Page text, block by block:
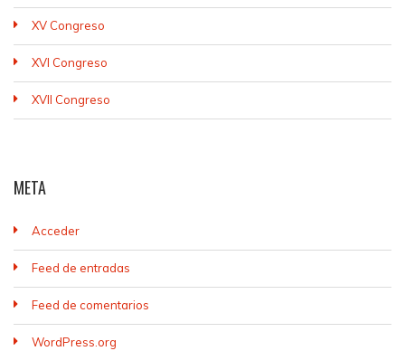
XV Congreso
XVI Congreso
XVII Congreso
META
Acceder
Feed de entradas
Feed de comentarios
WordPress.org